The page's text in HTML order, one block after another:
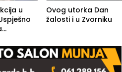
u
Ovog utorka Dan
žalosti i u Zvorniku